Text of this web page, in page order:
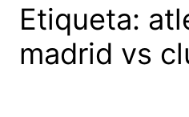
Etiqueta:
madrid vs